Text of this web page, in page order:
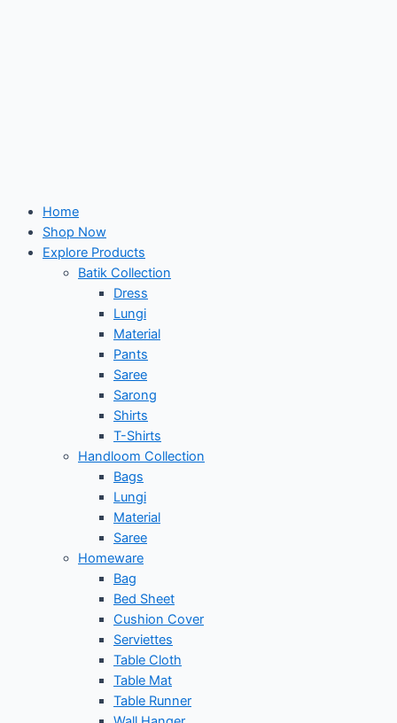
Home
Shop Now
Explore Products
Batik Collection
Dress
Lungi
Material
Pants
Saree
Sarong
Shirts
T-Shirts
Handloom Collection
Bags
Lungi
Material
Saree
Homeware
Bag
Bed Sheet
Cushion Cover
Serviettes
Table Cloth
Table Mat
Table Runner